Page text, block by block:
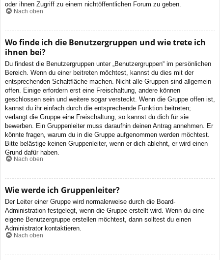
oder ihnen Zugriff zu einem nichtöffentlichen Forum zu geben.
Nach oben
Wo finde ich die Benutzergruppen und wie trete ich
ihnen bei?
Du findest die Benutzergruppen unter „Benutzergruppen“ im persönlichen
Bereich. Wenn du einer beitreten möchtest, kannst du dies mit der
entsprechenden Schaltfläche machen. Nicht alle Gruppen sind allgemein
offen. Einige erfordern erst eine Freischaltung, andere können
geschlossen sein und weitere sogar versteckt. Wenn die Gruppe offen ist,
kannst du ihr einfach durch die entsprechende Funktion beitreten;
verlangt die Gruppe eine Freischaltung, so kannst du dich für sie
bewerben. Ein Gruppenleiter muss daraufhin deinen Antrag annehmen. Er
könnte fragen, warum du in die Gruppe aufgenommen werden möchtest.
Bitte belästige keinen Gruppenleiter, wenn er dich ablehnt, er wird einen
Grund dafür haben.
Nach oben
Wie werde ich Gruppenleiter?
Der Leiter einer Gruppe wird normalerweise durch die Board-
Administration festgelegt, wenn die Gruppe erstellt wird. Wenn du eine
eigene Benutzergruppe erstellen möchtest, dann solltest du einen
Administrator kontaktieren.
Nach oben